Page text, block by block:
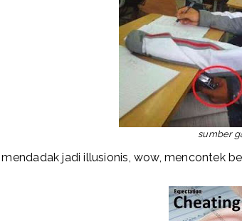
sumber
jadi illusionis, wow, mencontek